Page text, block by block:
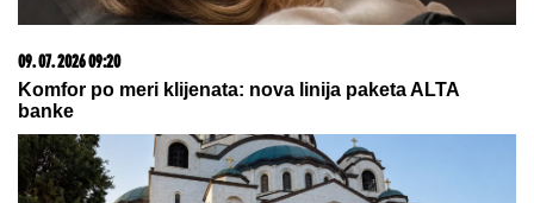
06. 08. 2026 07:08
Evo u kojim banjama važi vaučer od 10.000 dinara -